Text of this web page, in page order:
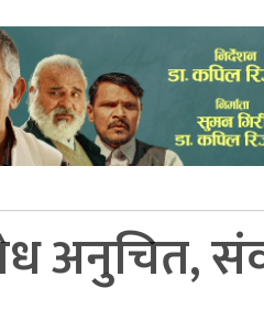
अनुचित,